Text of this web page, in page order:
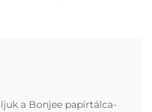
a Bonjee papírtálca-